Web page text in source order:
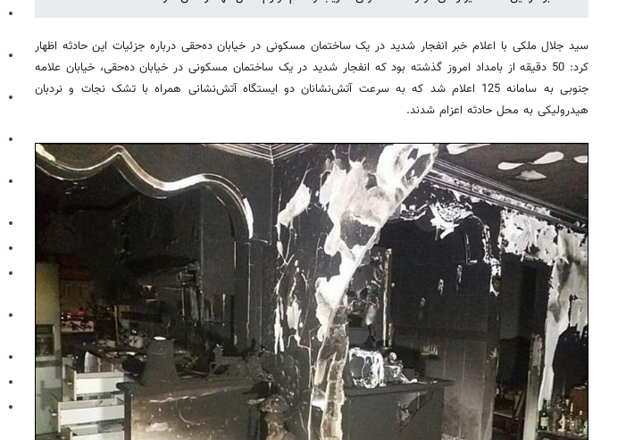
سید جلال ملکی با اعلام خبر انفجار شدید در یک ساختمان مسکونی در خیابان ده‌حقی درباره جزئیات این حادثه اظهار
کرد: 50 دقیقه از بامداد امروز گذشته بود که انفجار شدید در یک ساختمان مسکونی در خیابان ده‌حقی، خیابان علامه
جنوبی به سامانه 125 اعلام شد که به سرعت آتش‌نشانان دو ایستگاه آتش‌نشانی همراه با تشک نجات و نردبان
هیدرولیکی به محل حادثه اعزام شدند.